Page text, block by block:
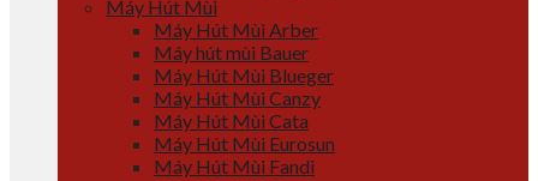
Máy Hút Mùi
Máy Hút Mùi Arber
Máy hút mùi Bauer
Máy Hút Mùi Blueger
Máy Hút Mùi Canzy
Máy Hút Mùi Cata
Máy Hút Mùi Eurosun
Máy Hút Mùi Fandi